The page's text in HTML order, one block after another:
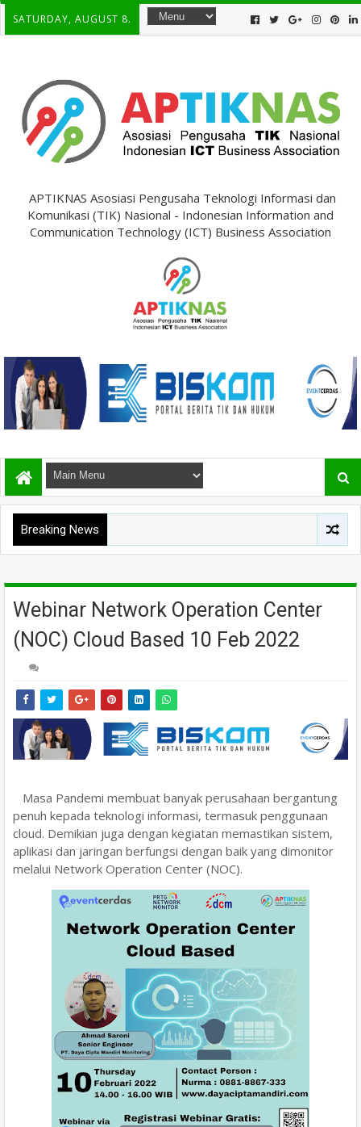
SATURDAY, AUGUST 8.
APTIKNAS Asosiasi Pengusaha Teknologi Informasi dan
Komunikasi (TIK) Nasional - Indonesian Information and
Communication Technology (ICT) Business Association
Breaking News
Webinar Network Operation Center
(NOC) Cloud Based 10 Feb 2022
Masa Pandemi membuat banyak perusahaan bergantung
penuh kepada teknologi informasi, termasuk penggunaan
cloud. Demikian juga dengan kegiatan memastikan sistem,
aplikasi dan jaringan berfungsi dengan baik yang dimonitor
melalui Network Operation Center (NOC).